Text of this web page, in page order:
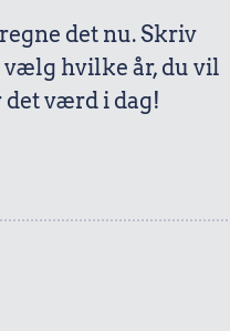
det nu. Skriv
vælg hvilke år, du vil
værd i dag!